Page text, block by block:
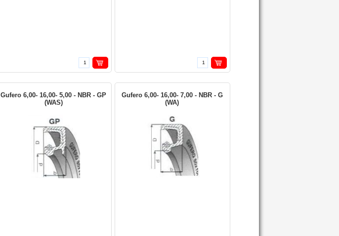
Gufero 6,00- 16,00- 5,00 - NBR - GP
(WAS)
Gufero 6,00- 16,00- 7,00 - NBR - G
(WA)